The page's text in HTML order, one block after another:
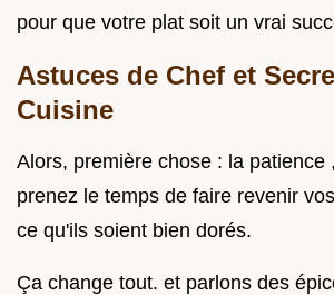
pour que votre plat soit un vrai
Astuces de Chef et
Cuisine
Alors, première chose : la patience
prenez le temps de faire revenir
ce qu'ils soient bien dorés.
Ça change tout. et parlons des